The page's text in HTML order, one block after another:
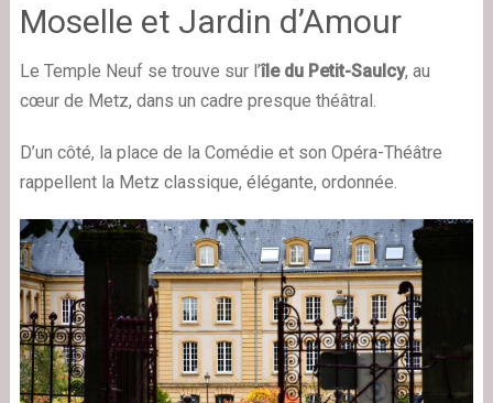
Moselle et Jardin d’Amour
Le Temple Neuf se trouve sur l’île du Petit-Saulcy, au
cœur de Metz, dans un cadre presque théâtral.
D’un côté, la place de la Comédie et son Opéra-Théâtre
rappellent la Metz classique, élégante, ordonnée.